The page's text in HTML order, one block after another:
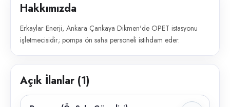
Hakkımızda
Erkaylar Enerji, Ankara Çankaya Dikmen'de OPET istasyonu
işletmecisidir; pompa ön saha personeli istihdam eder.
Açık İlanlar (1)